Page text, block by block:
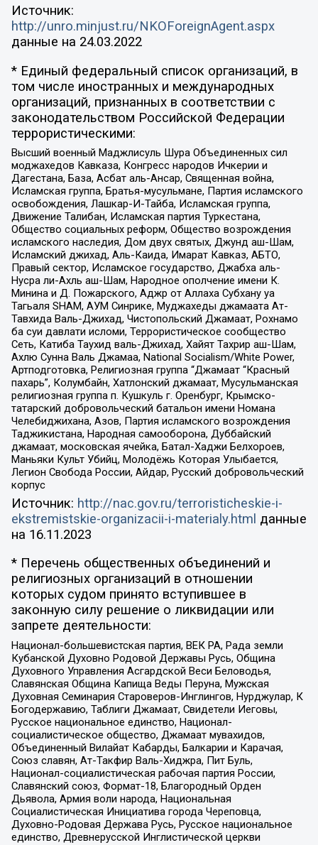
Источник:
http://unro.minjust.ru/NKOForeignAgent.aspx
данные на 24.03.2022
* Единый федеральный список организаций, в
том числе иностранных и международных
организаций, признанных в соответствии с
законодательством Российской Федерации
террористическими:
Высший военный Маджлисуль Шура Объединенных сил
моджахедов Кавказа, Конгресс народов Ичкерии и
Дагестана, База, Асбат аль-Ансар, Священная война,
Исламская группа, Братья-мусульмане, Партия исламского
освобождения, Лашкар-И-Тайба, Исламская группа,
Движение Талибан, Исламская партия Туркестана,
Общество социальных реформ, Общество возрождения
исламского наследия, Дом двух святых, Джунд аш-Шам,
Исламский джихад, Аль-Каида, Имарат Кавказ, АБТО,
Правый сектор, Исламское государство, Джабха аль-
Нусра ли-Ахль аш-Шам, Народное ополчение имени К.
Минина и Д. Пожарского, Аджр от Аллаха Субхану уа
Тагьаля SHAM, АУМ Синрике, Муджахеды джамаата Ат-
Тавхида Валь-Джихад, Чистопольский Джамаат, Рохнамо
ба суи давлати исломи, Террористическое сообщество
Сеть, Катиба Таухид валь-Джихад, Хайят Тахрир аш-Шам,
Ахлю Сунна Валь Джамаа, National Socialism/White Power,
Артподготовка, Религиозная группа “Джамаат “Красный
пахарь”, Колумбайн, Хатлонский джамаат, Мусульманская
религиозная группа п. Кушкуль г. Оренбург, Крымско-
татарский добровольческий батальон имени Номана
Челебиджихана, Азов, Партия исламского возрождения
Таджикистана, Народная самооборона, Дуббайский
джамаат, московская ячейка, Батал-Хаджи Белхороев,
Маньяки Культ Убийц, Молодёжь Которая Улыбается,
Легион Свобода России, Айдар, Русский добровольческий
корпус
Источник: http://nac.gov.ru/terroristicheskie-i-
ekstremistskie-organizacii-i-materialy.html данные
на 16.11.2023
* Перечень общественных объединений и
религиозных организаций в отношении
которых судом принято вступившее в
законную силу решение о ликвидации или
запрете деятельности:
Национал-большевистская партия, ВЕК РА, Рада земли
Кубанской Духовно Родовой Державы Русь, Община
Духовного Управления Асгардской Веси Беловодья,
Славянская Община Капища Веды Перуна, Мужская
Духовная Семинария Староверов-Инглингов, Нурджулар, К
Богодержавию, Таблиги Джамаат, Свидетели Иеговы,
Русское национальное единство, Национал-
социалистическое общество, Джамаат мувахидов,
Объединенный Вилайат Кабарды, Балкарии и Карачая,
Союз славян, Ат-Такфир Валь-Хиджра, Пит Буль,
Национал-социалистическая рабочая партия России,
Славянский союз, Формат-18, Благородный Орден
Дьявола, Армия воли народа, Национальная
Социалистическая Инициатива города Череповца,
Духовно-Родовая Держава Русь, Русское национальное
единство, Древнерусской Инглистической церкви